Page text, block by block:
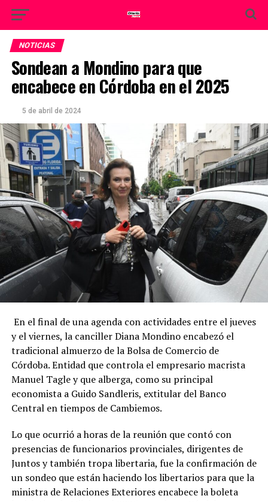
NOTICIAS
Sondean a Mondino para que
encabece en Córdoba en el 2025
5 de abril de 2024
En el final de una agenda con actividades entre el jueves
y el viernes, la canciller Diana Mondino encabezó el
tradicional almuerzo de la Bolsa de Comercio de
Córdoba. Entidad que controla el empresario macrista
Manuel Tagle y que alberga, como su principal
economista a Guido Sandleris, extitular del Banco
Central en tiempos de Cambiemos.
Lo que ocurrió a horas de la reunión que contó con
presencias de funcionarios provinciales, dirigentes de
Juntos y también tropa libertaria, fue la confirmación de
un sondeo que están haciendo los libertarios para que la
ministra de Relaciones Exteriores encabece la boleta